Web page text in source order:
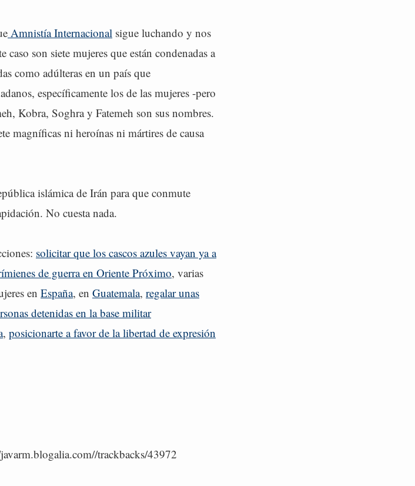
Amnistía Internacional sigue luchando y nos
son siete mujeres que están condenadas a
como adúlteras en un país que
específicamente los de las mujeres -pero
Kobra, Soghra y Fatemeh son sus nombres.
magníficas ni heroínas ni mártires de causa
islámica de Irán para que conmute
No cuesta nada.
solicitar que los cascos azules vayan ya a
de guerra en Oriente Próximo, varias
en España, en Guatemala, regalar unas
detenidas en la base militar
, posicionarte a favor de la libertad de expresión
trackbacks/43972